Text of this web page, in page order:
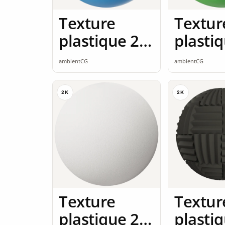
Texture
plastique 2K
seamless
ambientCG ambientCG
2K
Texture
plastique 2K
2K